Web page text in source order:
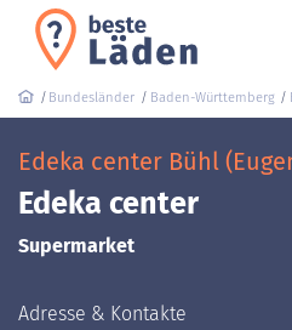
Bundesländer Baden-Württemberg
Edeka center Bühl
Edeka center
Supermarket
Adresse & Kontakte